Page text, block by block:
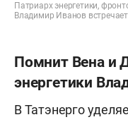
Патриарх энергетики,
Владимир Иванов
Помнит Вена и
энергетики
В Татэнерго